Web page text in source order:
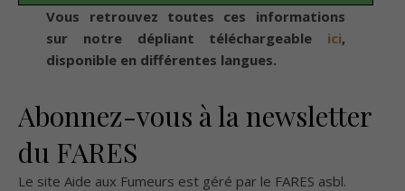
Vous retrouvez toutes ces informations
sur notre dépliant téléchargeable ici,
disponible en différentes langues.
Abonnez-vous à la newsletter
du FARES
Le site Aide aux Fumeurs est géré par le FARES asbl.